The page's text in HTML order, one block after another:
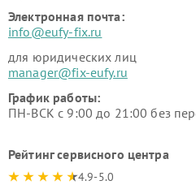
Электронная почта:
info@eufy-fix.ru
для юридических лиц
manager@fix-eufy.ru
График работы:
ПН-ВСК с 9:00 до 21:00 без
Рейтинг сервисного центра
4.9-5.0